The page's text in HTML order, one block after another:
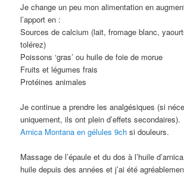
Je change un peu mon alimentation en
l’apport en :
Sources de calcium (lait, fromage blanc,
tolérez)
Poissons ‘gras’ ou huile de foie de morue
Fruits et légumes frais
Protéines animales
Je continue a prendre les analgésiques (si
uniquement, ils ont plein d’effets secondaires).
Arnica Montana en gélules 9ch si douleurs.
Massage de l’épaule et du dos à l’huile
huile depuis des années et j’ai été